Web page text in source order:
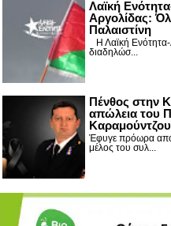
Λαϊκή
Αργολίδας:
Παλαιστίνη
Η Λαϊκή Ενότητα-
διαδηλώσ...
Πένθος στην
απώλεια του
Καραμούντζου
Έφυγε πρόωρα από
μέλος του συλ...